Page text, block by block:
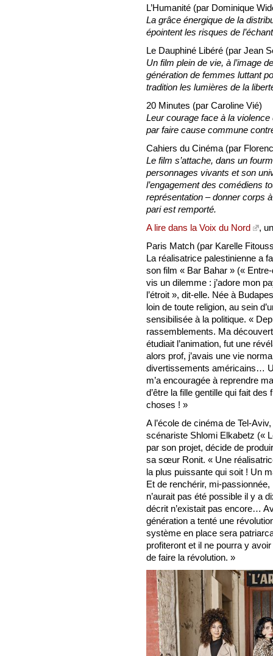
L’Humanité (par Dominique
La grâce énergique de la
épointent les risques de
Le Dauphiné Libéré (par Jean
Un film plein de vie, à l’image
génération de femmes luttant
tradition les lumières de la
20 Minutes (par Caroline Vié)
Leur courage face à la
par faire cause commune
Cahiers du Cinéma (par
Le film s’attache, dans un
personnages vivants et son
l’engagement des comédiens
représentation – donner corps
pari est remporté.
A lire dans la Voix du Nord
,
Paris Match (par Karelle
La réalisatrice palestinienne a
son film « Bar Bahar » («
vis un dilemme : j’adore mon
l’étroit », dit-elle. Née à
loin de toute religion, au sein
sensibilisée à la politique. «
rassemblements. Ma
étudiait l’animation, fut une
alors prof, j’avais une vie
divertissements américains…
m’a encouragée à reprendre
d’être la fille gentille qui fait
choses ! »
A l’école de cinéma de Tel-
scénariste Shlomi Elkabetz («
par son projet, décide de
sa sœur Ronit. « Une
la plus puissante qui soit ! Un
Et de renchérir, mi-
n’aurait pas été possible il y a
décrit n’existait pas encore…
génération a tenté une
système en place sera
profiteront et il ne pourra y
de faire la révolution. »